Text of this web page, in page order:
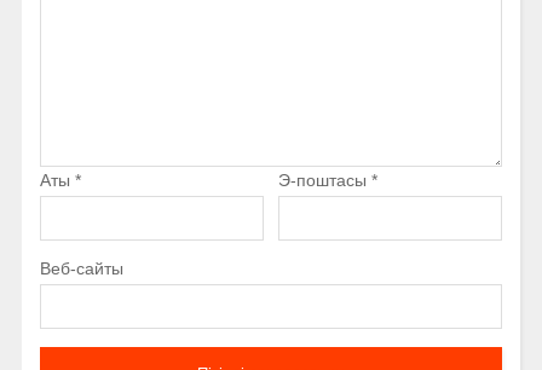
Аты * Э-поштасы *
Веб-сайты